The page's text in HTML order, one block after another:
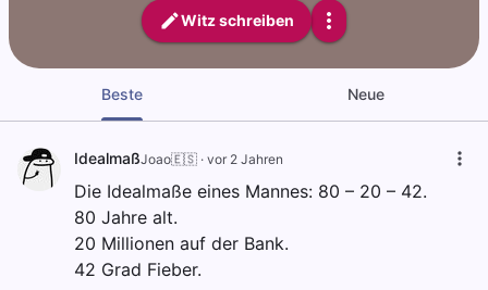
Witz schreiben
Beste Neue
IdealmaßJoao🇪🇸 · vor 2 Jahren
Die Idealmaße eines Mannes: 80 – 20 – 42.
80 Jahre alt.
20 Millionen auf der Bank.
42 Grad Fieber.